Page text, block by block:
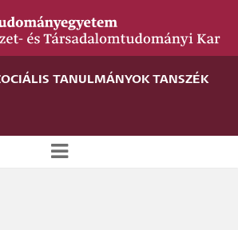
TANULMÁNYOK TANSZÉK